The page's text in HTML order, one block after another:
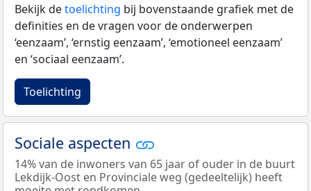
Bekijk detoelichting bij bovenstaande grafiek met de
definities en de vragen voor de onderwerpen
‘eenzaam’, ‘ernstig eenzaam’, ‘emotioneel eenzaam’
en ‘sociaal eenzaam’.
Toelichting
Sociale aspecten
14% van de inwoners van 65 jaar of ouder in de buurt
Lekdijk-Oost en Provinciale weg (gedeeltelijk) heeft